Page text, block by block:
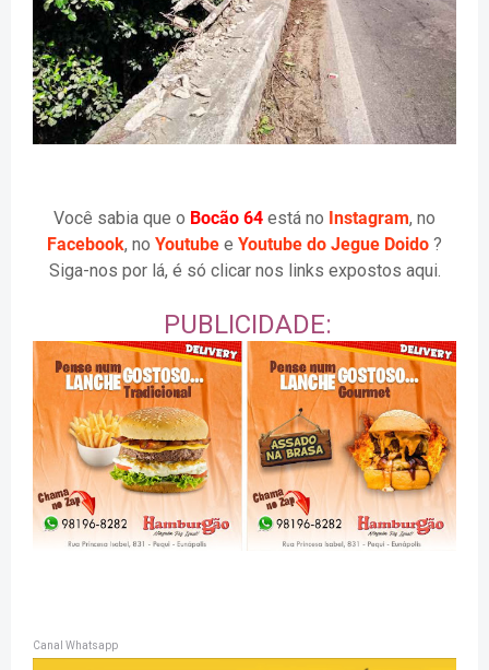
Você sabia que o Bocão 64 está no Instagram, no
Facebook, no Youtube e Youtube do Jegue Doido ?
Siga-nos por lá, é só clicar nos links expostos aqui.
PUBLICIDADE:
Canal Whatsapp